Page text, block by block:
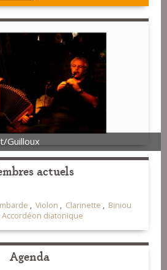
Guilloux
actuels
, Violon , Clarinette , Biniou
Accordéon diatonique
Agenda